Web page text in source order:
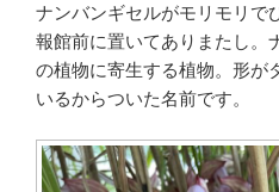
ナンバンギセルがモリモリで
報館前に置いてありまたし。
の植物に寄生する植物。形が
いるからついた名前です。